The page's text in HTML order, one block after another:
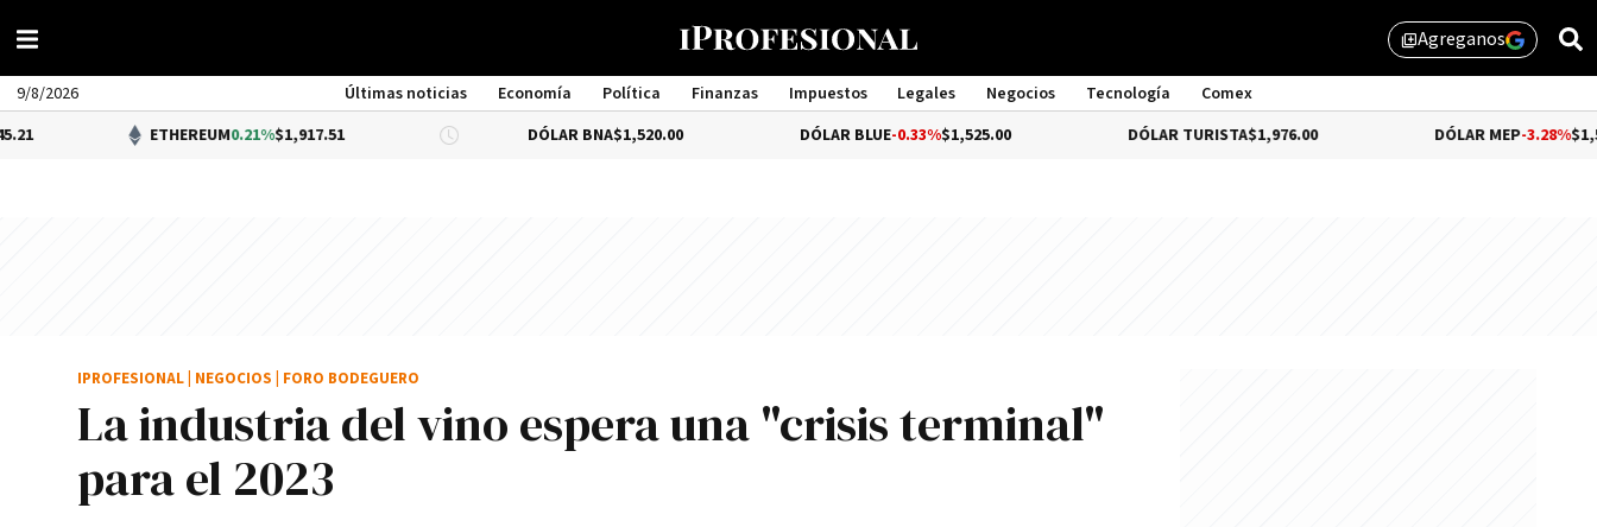
library_addAgreganos
9/8/2026 Últimas noticias Economía Política Finanzas Impuestos Legales Negocios Tecnología
Comex
Management
ETHEREUM0.21%$1,917.51 DÓLAR BNA $1,520.00 -0.33%$1,525.00 DÓLAR TURISTA$1,976.00 -3.28%$1,529.31
La industria del vino espera una "crisis terminal"
para el 2023
IPROFESIONAL NEGOCIOS FORO BODEGUERO